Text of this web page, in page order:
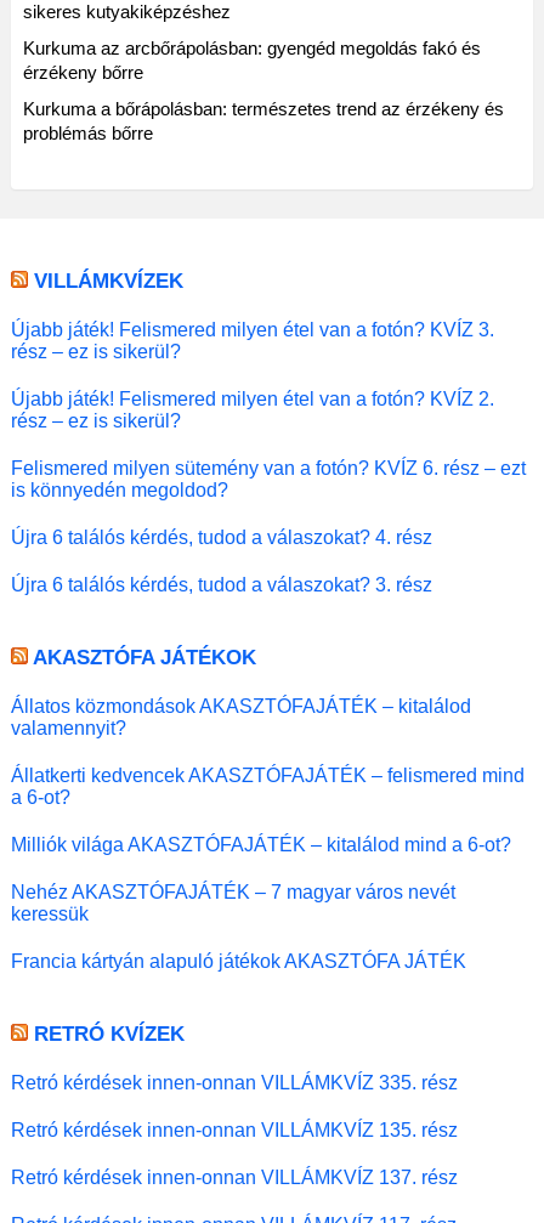
sikeres kutyakiképzéshez
Kurkuma az arcbőrápolásban: gyengéd megoldás fakó és
érzékeny bőrre
Kurkuma a bőrápolásban: természetes trend az érzékeny és
problémás bőrre
VILLÁMKVÍZEK
Újabb játék! Felismered milyen étel van a fotón? KVÍZ 3.
rész – ez is sikerül?
Újabb játék! Felismered milyen étel van a fotón? KVÍZ 2.
rész – ez is sikerül?
Felismered milyen sütemény van a fotón? KVÍZ 6. rész – ezt
is könnyedén megoldod?
Újra 6 találós kérdés, tudod a válaszokat? 4. rész
Újra 6 találós kérdés, tudod a válaszokat? 3. rész
AKASZTÓFA JÁTÉKOK
Állatos közmondások AKASZTÓFAJÁTÉK – kitalálod
valamennyit?
Állatkerti kedvencek AKASZTÓFAJÁTÉK – felismered mind
a 6-ot?
Milliók világa AKASZTÓFAJÁTÉK – kitalálod mind a 6-ot?
Nehéz AKASZTÓFAJÁTÉK – 7 magyar város nevét
keressük
Francia kártyán alapuló játékok AKASZTÓFA JÁTÉK
RETRÓ KVÍZEK
Retró kérdések innen-onnan VILLÁMKVÍZ 335. rész
Retró kérdések innen-onnan VILLÁMKVÍZ 135. rész
Retró kérdések innen-onnan VILLÁMKVÍZ 137. rész